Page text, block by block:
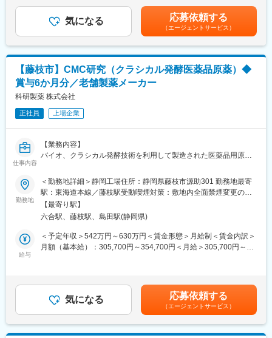
内公募制度によりサービスマネージャーとして現場のマネジメン
ト、本社工場での製品開発・改良、サービス体制の仕組み作りな
ど積極的なキャリア構築が可能です。
変更の範囲：会社の定める業務
・社内PCのセットアップ・交換
・社内OAヘルプデスク・親会社へのエスカレーション
・IT関連の社内申請業務
・利用者向け操作マニュアルの作成
・業務効率化ツールの社内展開
・情報セキュリティに関する対応
(将来的には)
・社内業務システムの運用・保守
・外部委託業者との交渉・折衝・調整
■組織構成：
グループメンバー：40代／男女1名ずつ
■キャッチアップについて：
ご入社後は、現在女性メンバーが担当しているヘルプデスク業務
をメインで担当していただく予定です。
そのため、この女性メンバーから引継ぎを含めOJT形式で、業務
を覚えていただきます。
■当社の特徴：
皆さんは「臨床検査」あるいは「体外診断用医薬品」と聞いて何
もしれません。しかし臨床検査は、人々の健康を担うため重要な
額であり、選考を通じて上下する可能性があります。月給(月額)は
固定手当を含めた表記です。
気になる 応募依頼する
（エージェントサービス）
【藤枝市】CMC研究（クラシカル発酵医薬品原薬）◆
賞与6か月分／老舗製薬メーカー
科研製薬 株式会社
正社員 上場企業
仕事内容
【業務内容】
バイオ、クラシカル発酵技術を利用して製造された医薬品用原薬
及びコスト低減を目的とした生産技術研究、新規医薬品用原薬に
関するCMC業務をお任せします。
【業務詳細】
■生産用微生物の維持改良、製造法の改良によるコスト低減、工場
で発生した諸課題に対する技術支援、医薬品候補（原薬）の評価
及び上市へ向けた研究開発
■配属先組織名：CMCセンター原薬部第
■在籍人数：18名（第１Gプロセス合成系10名、第２Gバイオ系7
勤務地
＜勤務地詳細＞静岡工場住所：静岡県藤枝市源助301 勤務地最寄
駅：東海道本線／藤枝駅受動喫煙対策：敷地内全面禁煙変更の範
囲：会社の定める事業所
【最寄り駅】
六合駅、藤枝駅、島田駅(静岡県)
給与
＜予定年収＞542万円～630万円＜賃金形態＞月給制＜賃金内訳＞
月額（基本給）：305,700円～354,700円＜月給＞305,700円～
を通じて上下する可能性があります。月給(月額)は固定手当を含め
た表記です。気になる 応募依頼する
（エージェントサービス）